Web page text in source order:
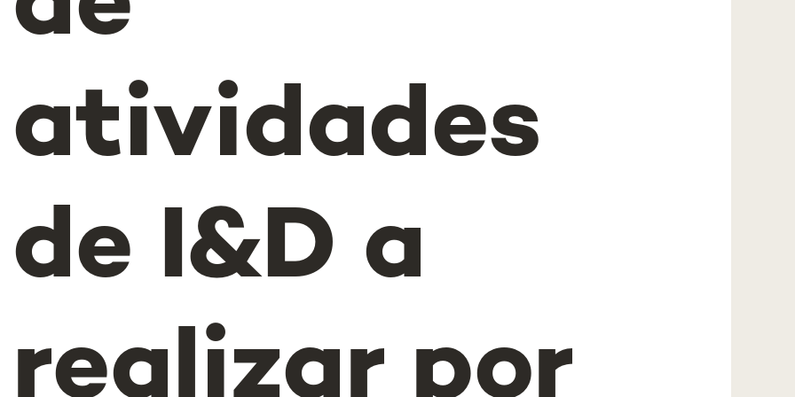
atividades
de I&D a
realizar por